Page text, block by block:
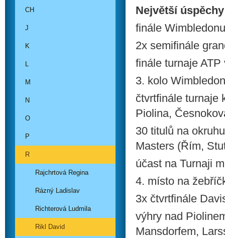
Největší
finále
2x semifinále
finále turnaje
3. kolo
čtvrtfinále turnaje
Piolina,
30 titulů na
Masters (Řím,
účast na Turnaji
4. místo na
3x čtvrtfinále
výhry nad
Mansdorfem,
CH
J
K
L
M
N
O
P
R
Rajchrtová Regina
Rázný Ladislav
Richterová Ludmila
Rikl David